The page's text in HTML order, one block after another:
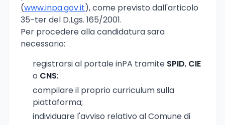
(www.inpa.gov.it), come previsto dall'articolo
35-ter del D.Lgs. 165/2001.
Per procedere alla candidatura sara
necessario:
registrarsi al portale inPA tramite SPID, CIE
o CNS;
compilare il proprio curriculum sulla
piattaforma;
individuare l'avviso relativo al Comune di